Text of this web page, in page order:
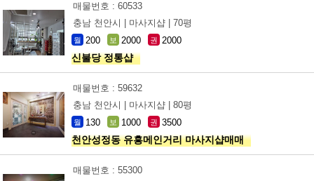
매물번호 : 60533
충남 천안시 |
마사지샵 | 70평
월 200 보 2000 권 2000
신불당 정통샵
매물번호 : 59632
충남 천안시 |
마사지샵 | 80평
월 130 보 1000 권 3500
천안성정동 유흥메인거리 마사지샵매매
매물번호 : 55300